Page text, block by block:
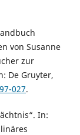
von Susanne
zur
De Gruyter,
027.
In: